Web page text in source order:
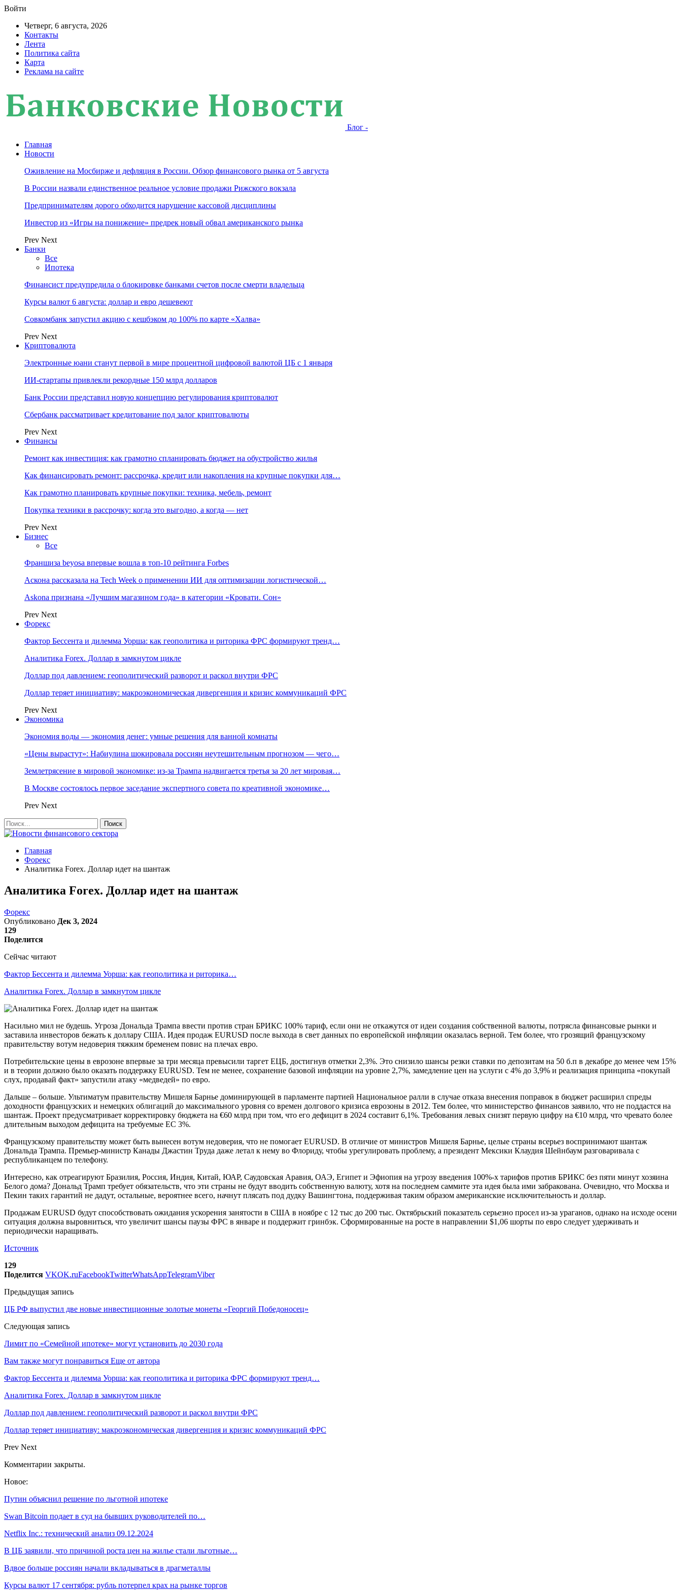
Войти
Четверг, 6 августа, 2026
Контакты
Лента
Политика сайта
Карта
Реклама на сайте
Блог -
Главная
Новости
Оживление на Мосбирже и дефляция в России. Обзор финансового рынка от 5 августа
В России назвали единственное реальное условие продажи Рижского вокзала
Предпринимателям дорого обходится нарушение кассовой дисциплины
Инвестор из «Игры на понижение» предрек новый обвал американского рынка
Prev Next
Банки
Все
Ипотека
Финансист предупредила о блокировке банками счетов после смерти владельца
Курсы валют 6 августа: доллар и евро дешевеют
Совкомбанк запустил акцию с кешбэком до 100% по карте «Халва»
Prev Next
Криптовалюта
Электронные юани станут первой в мире процентной цифровой валютой ЦБ с 1 января
ИИ-стартапы привлекли рекордные 150 млрд долларов
Банк России представил новую концепцию регулирования криптовалют
Сбербанк рассматривает кредитование под залог криптовалюты
Prev Next
Финансы
Ремонт как инвестиция: как грамотно спланировать бюджет на обустройство жилья
Как финансировать ремонт: рассрочка, кредит или накопления на крупные покупки для…
Как грамотно планировать крупные покупки: техника, мебель, ремонт
Покупка техники в рассрочку: когда это выгодно, а когда — нет
Prev Next
Бизнес
Все
Франшиза beyosa впервые вошла в топ-10 рейтинга Forbes
Аскона рассказала на Tech Week о применении ИИ для оптимизации логистической…
Askona признана «Лучшим магазином года» в категории «Кровати. Сон»
Prev Next
Форекс
Фактор Бессента и дилемма Уорша: как геополитика и риторика ФРС формируют тренд…
Аналитика Forex. Доллар в замкнутом цикле
Доллар под давлением: геополитический разворот и раскол внутри ФРС
Доллар теряет инициативу: макроэкономическая дивергенция и кризис коммуникаций ФРС
Prev Next
Экономика
Экономия воды — экономия денег: умные решения для ванной комнаты
«Цены вырастут»: Набиулина шокировала россиян неутешительным прогнозом — чего…
Землетрясение в мировой экономике: из-за Трампа надвигается третья за 20 лет мировая…
В Москве состоялось первое заседание экспертного совета по креативной экономике…
Prev Next
Главная
Форекс
Аналитика Forex. Доллар идет на шантаж
Аналитика Forex. Доллар идет на шантаж
Форекс
Опубликовано Дек 3, 2024
129
Поделится
Сейчас читают
Фактор Бессента и дилемма Уорша: как геополитика и риторика…
Аналитика Forex. Доллар в замкнутом цикле
Насильно мил не будешь. Угроза Дональда Трампа ввести против стран БРИКС 100% тариф, если они не откажутся от идеи создания собственной валюты, потрясла финансовые рынки и
заставила инвесторов бежать к доллару США. Идея продаж EURUSD после выхода в свет данных по европейской инфляции оказалась верной. Тем более, что грозящий французскому
правительству вотум недоверия тяжким бременем повис на плечах евро.
Потребительские цены в еврозоне впервые за три месяца превысили таргет ЕЦБ, достигнув отметки 2,3%. Это снизило шансы резки ставки по депозитам на 50 б.п в декабре до менее чем 15%
и в теории должно было оказать поддержку EURUSD. Тем не менее, сохранение базовой инфляции на уровне 2,7%, замедление цен на услуги с 4% до 3,9% и реализация принципа «покупай
слух, продавай факт» запустили атаку «медведей» по евро.
Дальше – больше. Ультиматум правительству Мишеля Барнье доминирующей в парламенте партией Национальное ралли в случае отказа внесения поправок в бюджет расширил спреды
доходности французских и немецких облигаций до максимального уровня со времен долгового кризиса еврозоны в 2012. Тем более, что министерство финансов заявило, что не поддастся на
шантаж. Проект предусматривает корректировку бюджета на €60 млрд при том, что его дефицит в 2024 составит 6,1%. Требования левых снизят первую цифру на €10 млрд, что чревато более
длительным выходом дефицита на требуемые ЕС 3%.
Французскому правительству может быть вынесен вотум недоверия, что не помогает EURUSD. В отличие от министров Мишеля Барнье, целые страны всерьез воспринимают шантаж
Дональда Трампа. Премьер-министр Канады Джастин Труда даже летал к нему во Флориду, чтобы урегулировать проблему, а президент Мексики Клаудия Шейнбаум разговаривала с
республиканцем по телефону.
Интересно, как отреагируют Бразилия, Россия, Индия, Китай, ЮАР, Саудовская Аравия, ОАЭ, Египет и Эфиопия на угрозу введения 100%-х тарифов против БРИКС без пяти минут хозяина
Белого дома? Дональд Трамп требует обязательств, что эти страны не будут вводить собственную валюту, хотя на последнем саммите эта идея была ими забракована. Очевидно, что Москва и
Пекин таких гарантий не дадут, остальные, вероятнее всего, начнут плясать под дудку Вашингтона, поддерживая таким образом американские исключительность и доллар.
Продажам EURUSD будут способствовать ожидания ускорения занятости в США в ноябре с 12 тыс до 200 тыс. Октябрьский показатель серьезно просел из-за ураганов, однако на исходе осени
ситуация должна выровниться, что увеличит шансы паузы ФРС в январе и поддержит гринбэк. Сформированные на росте в направлении $1,06 шорты по евро следует удерживать и
периодически наращивать.
Источник
129
Поделится VKOK.ruFacebookTwitterWhatsAppTelegramViber
Предыдущая запись
ЦБ РФ выпустил две новые инвестиционные золотые монеты «Георгий Победоносец»
Следующая запись
Лимит по «Семейной ипотеке» могут установить до 2030 года
Вам также могут понравиться Еще от автора
Фактор Бессента и дилемма Уорша: как геополитика и риторика ФРС формируют тренд…
Аналитика Forex. Доллар в замкнутом цикле
Доллар под давлением: геополитический разворот и раскол внутри ФРС
Доллар теряет инициативу: макроэкономическая дивергенция и кризис коммуникаций ФРС
Prev Next
Комментарии закрыты.
Новое:
Путин объяснил решение по льготной ипотеке
Swan Bitcoin подает в суд на бывших руководителей по…
Netflix Inc.: технический анализ 09.12.2024
В ЦБ заявили, что причиной роста цен на жилье стали льготные…
Вдвое больше россиян начали вкладываться в драгметаллы
Курсы валют 17 сентября: рубль потерпел крах на рынке торгов